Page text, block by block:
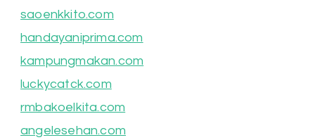
saoenkkito.com
handayaniprima.com
kampungmakan.com
luckycatck.com
rmbakoelkita.com
angelesehan.com